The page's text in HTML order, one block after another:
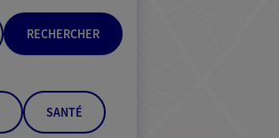
RECHERCHER
SANTÉ